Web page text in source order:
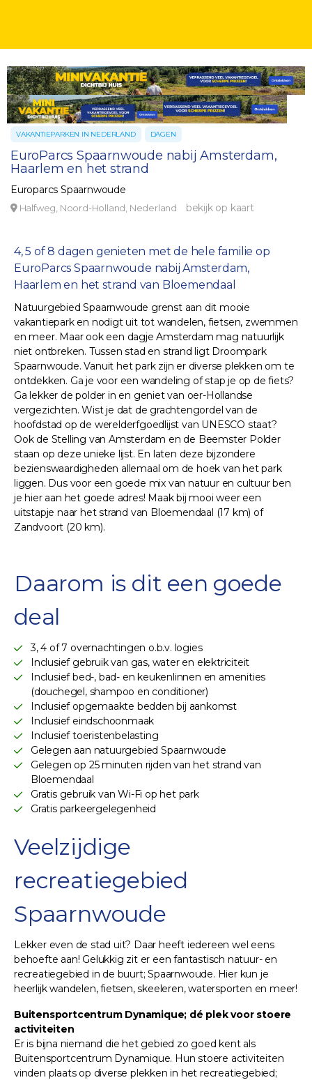
VAKANTIEPARKEN IN NEDERLAND DAGEN
EuroParcs Spaarnwoude nabij Amsterdam,
Haarlem en het strand
Europarcs Spaarnwoude
Halfweg, Noord-Holland, Nederland bekijk op kaart
4, 5 of 8 dagen genieten met de hele familie op
EuroParcs Spaarnwoude nabij Amsterdam,
Haarlem en het strand van Bloemendaal
Natuurgebied Spaarnwoude grenst aan dit mooie
vakantiepark en nodigt uit tot wandelen, fietsen, zwemmen
en meer. Maar ook een dagje Amsterdam mag natuurlijk
niet ontbreken. Tussen stad en strand ligt Droompark
Spaarnwoude. Vanuit het park zijn er diverse plekken om te
ontdekken. Ga je voor een wandeling of stap je op de fiets?
Ga lekker de polder in en geniet van oer-Hollandse
vergezichten. Wist je dat de grachtengordel van de
hoofdstad op de werelderfgoedlijst van UNESCO staat?
Ook de Stelling van Amsterdam en de Beemster Polder
staan op deze unieke lijst. En laten deze bijzondere
bezienswaardigheden allemaal om de hoek van het park
liggen. Dus voor een goede mix van natuur en cultuur ben
je hier aan het goede adres! Maak bij mooi weer een
uitstapje naar het strand van Bloemendaal (17 km) of
Zandvoort (20 km).
Daarom is dit een goede
deal
3, 4 of 7 overnachtingen o.b.v. logies
Inclusief gebruik van gas, water en elektriciteit
Inclusief bed-, bad- en keukenlinnen en amenities
(douchegel, shampoo en conditioner)
Inclusief opgemaakte bedden bij aankomst
Inclusief eindschoonmaak
Inclusief toeristenbelasting
Gelegen aan natuurgebied Spaarnwoude
Gelegen op 25 minuten rijden van het strand van
Bloemendaal
Gratis gebruik van Wi-Fi op het park
Gratis parkeergelegenheid
Veelzijdige
recreatiegebied
Spaarnwoude
Lekker even de stad uit? Daar heeft iedereen wel eens
behoefte aan! Gelukkig zit er een fantastisch natuur- en
recreatiegebied in de buurt; Spaarnwoude. Hier kun je
heerlijk wandelen, fietsen, skeeleren, watersporten en meer!
Buitensportcentrum Dynamique; dé plek voor stoere
activiteiten
Er is bijna niemand die het gebied zo goed kent als
Buitensportcentrum Dynamique. Hun stoere activiteiten
vinden plaats op diverse plekken in het recreatiegebied;